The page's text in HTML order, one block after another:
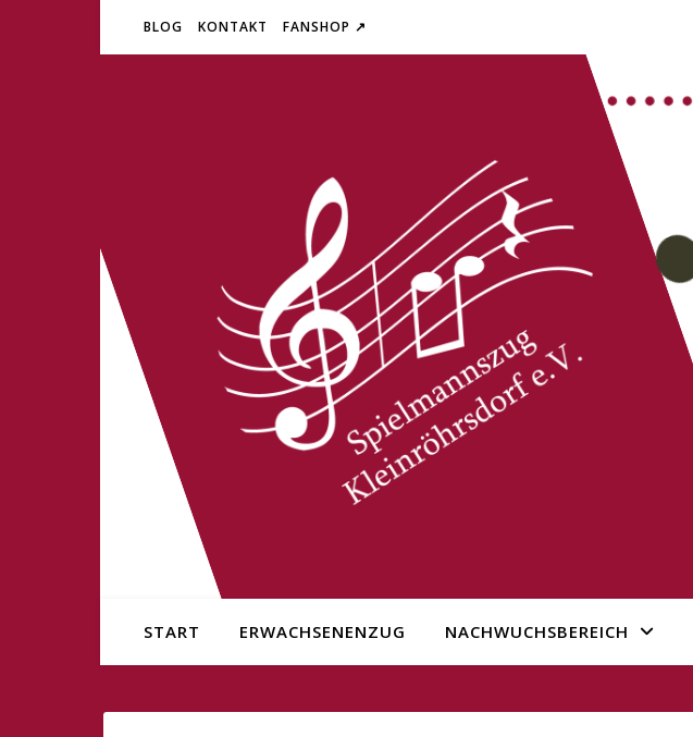
BLOG KONTAKT FANSHOP ↗
START ERWACHSENENZUG NACHWUCHSBEREICH